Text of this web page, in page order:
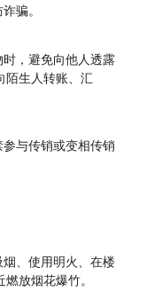
骗。
，避免向他人透露
陌生人转账、汇
与传销或变相传销
、使用明火、在楼
放烟花爆竹。